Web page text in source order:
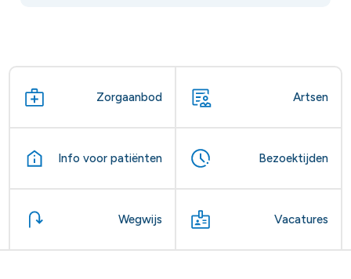
Zorgaanbod Artsen
Info voor patiënten Bezoektijden
Wegwijs Vacatures